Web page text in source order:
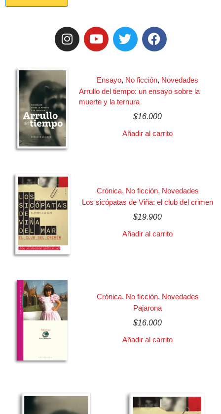
Ensayo, No ficción, Novedades
Arrullo del tiempo: un ensayo sobre la
muerte y la ternura
$16.000
Añadir al carrito
Crónica, No ficción, Novedades
Los sicópatas de Viña: el club del crimen
$19.900
Añadir al carrito
Crónica, No ficción, Novedades
Pajarona
$16.000
Añadir al carrito